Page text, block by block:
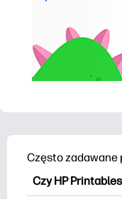
Często zadawane
Czy HP